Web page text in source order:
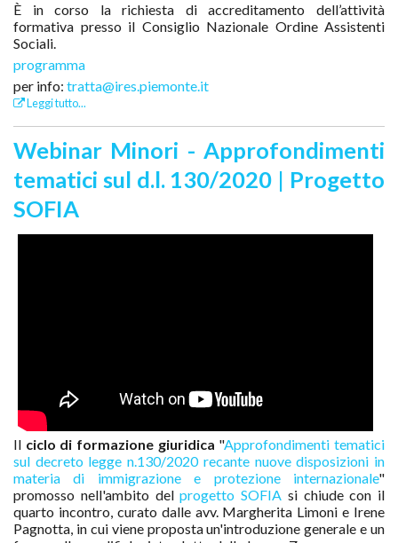
È in corso la richiesta di accreditamento dell’attività
formativa presso il Consiglio Nazionale Ordine Assistenti
Sociali.
programma
per info: tratta@ires.piemonte.it
Leggi tutto...
Webinar Minori - Approfondimenti
tematici sul d.l. 130/2020 | Progetto
SOFIA
Il ciclo di formazione giuridica "Approfondimenti tematici
sul decreto legge n.130/2020 recante nuove disposizioni in
materia di immigrazione e protezione internazionale"
promosso nell'ambito delprogetto SOFIA si chiude con il
quarto incontro, curato dalle avv. Margherita Limoni e Irene
Pagnotta, in cui viene proposta un'introduzione generale e un